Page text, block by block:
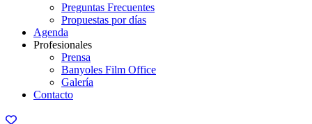
Preguntas Frecuentes
Propuestas por días
Agenda
Profesionales
Prensa
Banyoles Film Office
Galería
Contacto